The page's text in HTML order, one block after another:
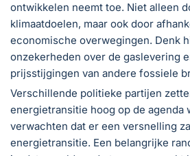
ontwikkelen neemt toe. Niet alleen
klimaatdoelen, maar ook door
economische overwegingen. Denk
onzekerheden over de gaslevering
prijsstijgingen van andere fossiele
Verschillende politieke partijen
energietransitie hoog op de agenda
verwachten dat er een versnelling
energietransitie. Een belangrijke